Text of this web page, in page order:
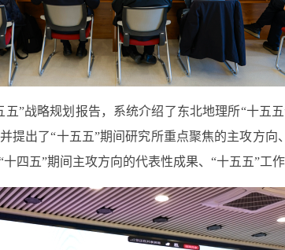
”战略规划报告，系统介绍了东北地理所“十五
提出了“十五五”期间研究所重点聚焦的主攻方
四五”期间主攻方向的代表性成果、“十五五”工